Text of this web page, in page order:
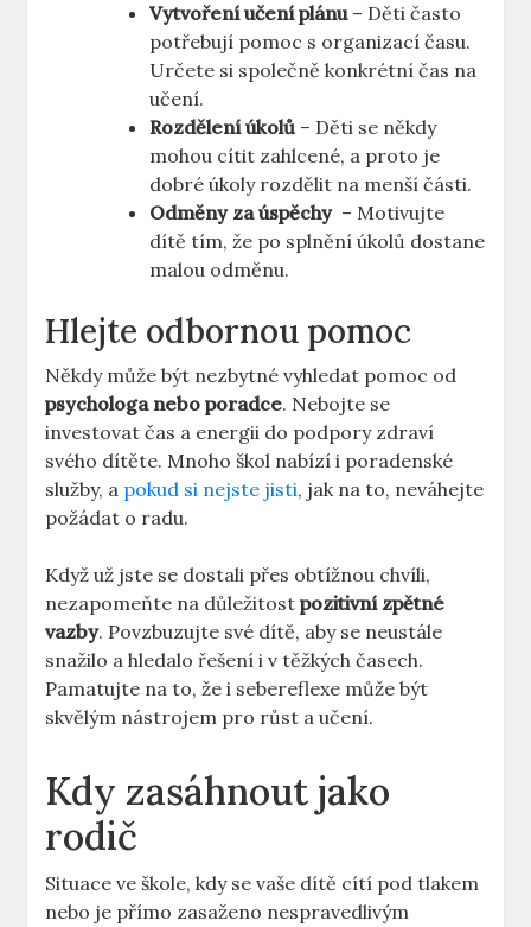
Vytvoření učení‌ plánu– Děti často
potřebují pomoc s organizací ⁣času.
Určete​ si společně konkrétní⁤ čas na
učení.
Rozdělení úkolů – Děti se někdy‌
mohou‍ cítit zahlcené, a proto je ​
dobré úkoly ⁣rozdělit ⁣na⁢ menší části.
Odměny za ⁣úspěchy‍ – ‌Motivujte
dítě ‌tím, že po​ splnění úkolů dostane
malou odměnu.
Hlejte odbornou ⁣pomoc
Někdy ⁤může být nezbytné vyhledat pomoc od‌
psychologa ⁢nebo​ poradce. Nebojte se
investovat čas a energii do podpory zdraví
svého dítěte.⁢ Mnoho škol nabízí i‍ poradenské
služby, a pokud si nejste jisti, jak ​na to, neváhejte
požádat o radu.
Když už jste se dostali přes⁣ obtížnou ⁤chvíli,
nezapomeňte na‌ důležitostpozitivní⁤ zpětné
vazby. Povzbuzujte své dítě, aby se neustále
snažilo a hledalo ​řešení ⁣i v těžkých časech.
Pamatujte na to, ⁢že i sebereflexe může být
skvělým nástrojem pro růst‌ a učení.
Kdy zasáhnout jako ​
rodič
Situace ve škole, kdy se vaše ⁣dítě ⁢cítí pod tlakem‌
nebo je přímo zasaženo ‍nespravedlivým